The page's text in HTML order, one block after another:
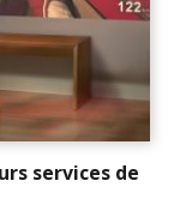
services de